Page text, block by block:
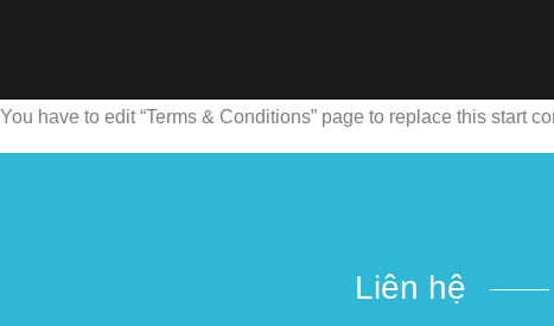
You have to edit “Terms & Conditions” page to replace this start
Liên hệ